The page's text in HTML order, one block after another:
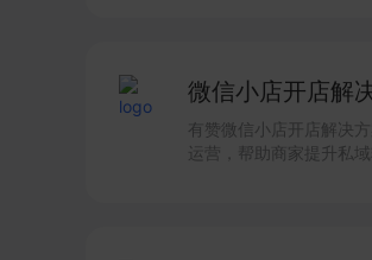
微信小店开店解
有赞微信小店开店解决
运营，帮助商家提升私域